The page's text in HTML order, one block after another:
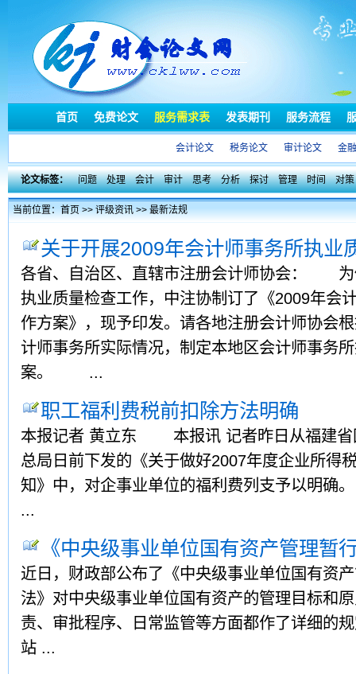
首页 免费论文 服务需求表 发表期刊 服务流程
会计论文 税务论文 审计论文 金
论文标签： 问题 处理 会计 审计 思考 分析 探讨 管理 时间 对策
当前位置：首页>>评级资讯>>最新法规
关于开展2009年会计师事务所执业
各省、自治区、直辖市注册会计师协会： 为
执业质量检查工作，中注协制订了《2009年会
作方案》，现予印发。请各地注册会计师协会
计师事务所实际情况，制定本地区会计师事务
案。 ...
职工福利费税前扣除方法明确
本报记者 黄立东 本报讯 记者昨日从福建省
总局日前下发的《关于做好2007年度企业所得
知》中，对企事业单位的福利费列支予以明
...
《中央级事业单位国有资产管理暂
近日，财政部公布了《中央级事业单位国有资
法》对中央级事业单位国有资产的管理目标和
责、审批程序、日常监管等方面都作了详细
站 ...